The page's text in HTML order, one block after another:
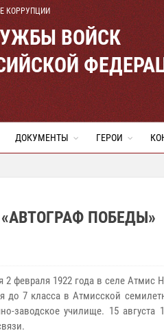
КОРРУПЦИИ
ВОЙСК
ДОКУМЕНТЫ ГЕРОИ
ПОБЕДЫ»
февраля 1922 года в селе Атмис
до 7 класса в Атмисской
заводское училище. 15 августа